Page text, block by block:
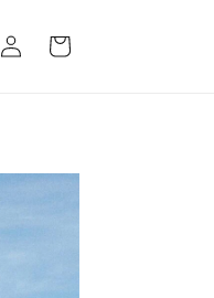
グ
イ
ー